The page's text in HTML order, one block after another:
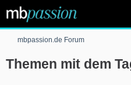
mbpassion.de Forum
Themen mit dem